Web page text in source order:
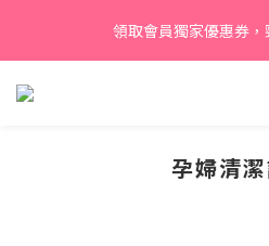
【新會員】即日起至2026月12月
「NEW95」即
領取會員獨家優惠券，
【新會員】即日起至2026月12
「NEW95」即
孕婦清